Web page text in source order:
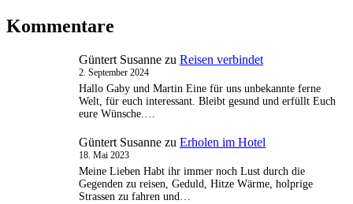
Kommentare
Güntert Susanne zu Reisen verbindet
2. September 2024
Hallo Gaby und Martin Eine für uns unbekannte ferne
Welt, für euch interessant. Bleibt gesund und erfüllt Euch
eure Wünsche.…
Güntert Susanne zu Erholen im Hotel
18. Mai 2023
Meine Lieben Habt ihr immer noch Lust durch die
Gegenden zu reisen, Geduld, Hitze Wärme, holprige
Strassen zu fahren und…